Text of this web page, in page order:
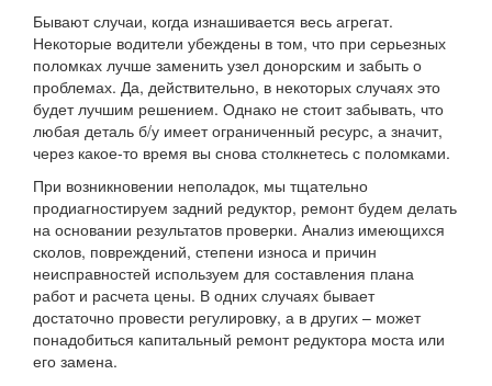
Бывают случаи, когда изнашивается весь агрегат.
Некоторые водители убеждены в том, что при серьезных
поломках лучше заменить узел донорским и забыть о
проблемах. Да, действительно, в некоторых случаях это
будет лучшим решением. Однако не стоит забывать, что
любая деталь б/у имеет ограниченный ресурс, а значит,
через какое-то время вы снова столкнетесь с поломками.
При возникновении неполадок, мы тщательно
продиагностируем задний редуктор, ремонт будем делать
на основании результатов проверки. Анализ имеющихся
сколов, повреждений, степени износа и причин
неисправностей используем для составления плана
работ и расчета цены. В одних случаях бывает
достаточно провести регулировку, а в других – может
понадобиться капитальный ремонт редуктора моста или
его замена.